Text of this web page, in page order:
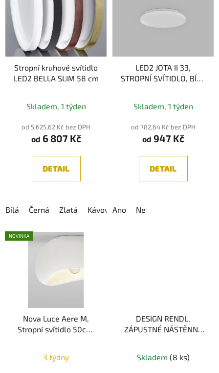
Stropní kruhové svítidlo
LED2 BELLA SLIM 58 cm
hodnocení
produktu
je
Skladem, 1 týden
od 5 625,62 Kč bez DPH
od 6 807 Kč
DETAIL
Bílá Černá Zlatá Kávová
LED2 JOTA II 33,
STROPNÍ SVÍTIDLO, BÍLÁ
hodnocení
produktu
je
Skladem, 1 týden
od 782,64 Kč bez DPH
od 947 Kč
DETAIL
Ano Ne
NOVINKA
Nova Luce Aere M,
Stropní svítidlo 50cm,
3 týdny
DESIGN RENDL,
ZÁPUSTNÉ NÁSTĚNNÉ
hodnocení
Skladem (8 ks)